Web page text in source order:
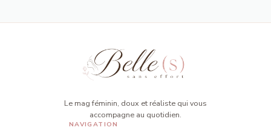
Le mag féminin, doux et réaliste qui vous
accompagne au quotidien.
NAVIGATION